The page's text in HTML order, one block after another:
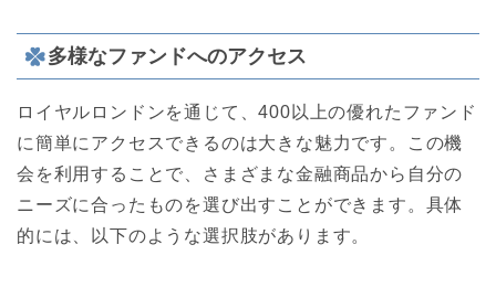
多様なファンドへのアクセス
ロイヤルロンドンを通じて、400以上の優れたファンド
に簡単にアクセスできるのは大きな魅力です。この機
会を利用することで、さまざまな金融商品から自分の
ニーズに合ったものを選び出すことができます。具体
的には、以下のような選択肢があります。